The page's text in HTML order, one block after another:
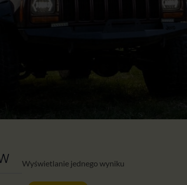
Wyświetlanie jednego wyniku